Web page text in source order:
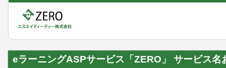
eラーニングASPサービス「ZERO」 サービス